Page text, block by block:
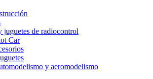
juguetes de radiocontrol
Car
y aeromodelismo